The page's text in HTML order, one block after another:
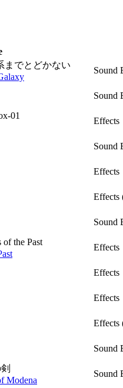
までとどかない
Sound
Sound
01
Effects
Sound
Effects
Effects
Sound
the Past
Effects
Effects
Effects
Effects
Sound
Modena
Sound